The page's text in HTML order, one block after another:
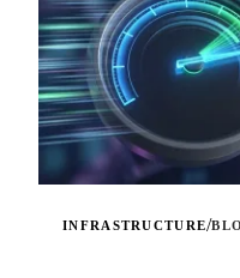
INFRASTRUCTURE/